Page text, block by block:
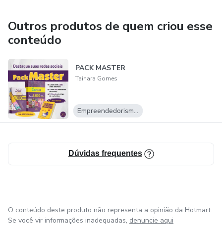
trabalho no conforto da minha casa e não é uma
propaganda enganosa só para vender alguma coisa, falo
por experiência própria. Então aproveita que esse
metaverso é incrível.
Outros produtos de quem criou esse
conteúdo
PACK MASTER
Tainara Gomes
Empreendedorismo Digital
Dúvidas frequentes
O conteúdo deste produto não representa a opinião da Hotmart.
Se você vir informações inadequadas, denuncie aqui